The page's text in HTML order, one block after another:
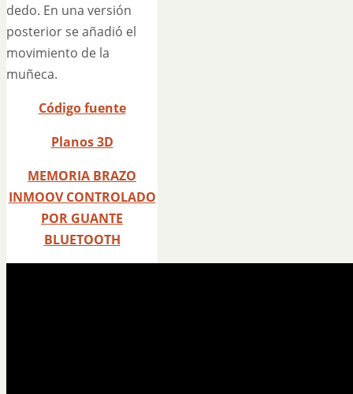
dedo. En una versión
posterior se añadió el
movimiento de la
muñeca.
Código fuente
Planos 3D
MEMORIA BRAZO
INMOOV CONTROLADO
POR GUANTE
BLUETOOTH